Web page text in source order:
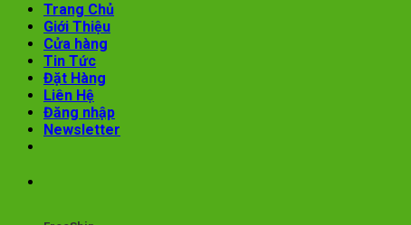
Trang Chủ
Giới Thiệu
Cửa hàng
Tin Tức
Đặt Hàng
Liên Hệ
Đăng nhập
Newsletter